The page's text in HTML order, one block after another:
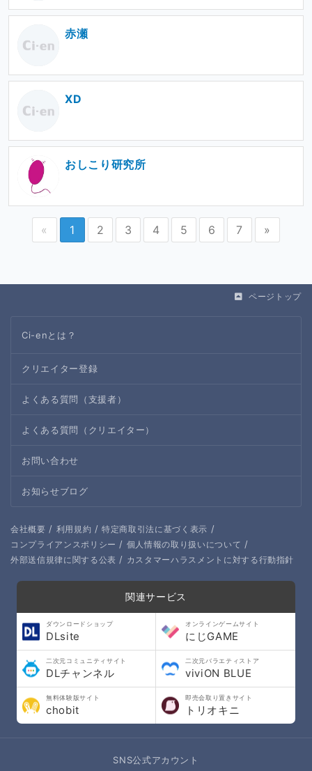
赤瀬
XD
おしこり研究所
« 1 2 3 4 5 6 7 »
ページトップ
Ci-enとは？
クリエイター登録
よくある質問（支援者）
よくある質問（クリエイター）
お問い合わせ
お知らせブログ
会社概要 / 利用規約 / 特定商取引法に基づく表示 /
コンプライアンスポリシー / 個人情報の取り扱いについて /
外部送信規律に関する公表 / カスタマーハラスメントに対する行動指針
関連サービス
ダウンロードショップ
DLsite
オンラインゲームサイト
にじGAME
二次元コミュニティサイト
DLチャンネル
二次元バラエティストア
viviON BLUE
無料体験版サイト
chobit
即売会取り置きサイト
トリオキニ
SNS公式アカウント